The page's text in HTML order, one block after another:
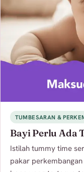
TUMBESARAN &
Bayi Perlu Ada
Istilah tummy time
pakar